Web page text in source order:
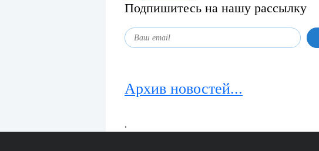
Подпишитесь на нашу рассылку
Архив новостей...
.